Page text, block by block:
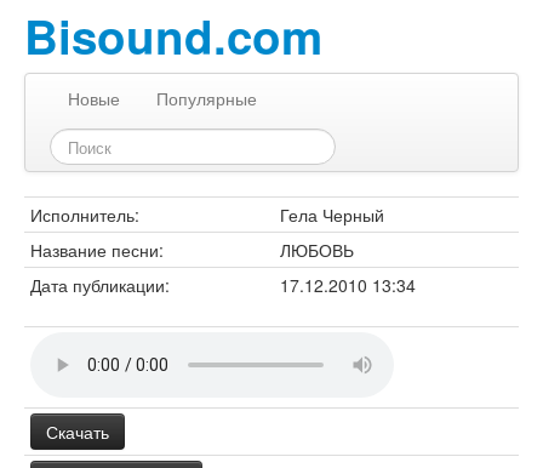
Bisound.com
Новые Популярные
Исполнитель:
Гела Черный
Название песни:
ЛЮБОВЬ
Дата публикации:
17.12.2010 13:34
Скачать